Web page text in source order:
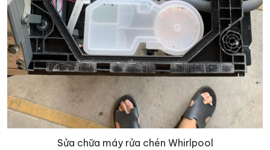
Sửa chữa máy rửa chén Whirlpool